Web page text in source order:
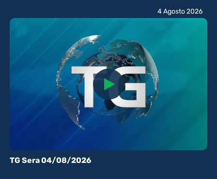
TG Sera 04/08/2026
4 Agosto 2026